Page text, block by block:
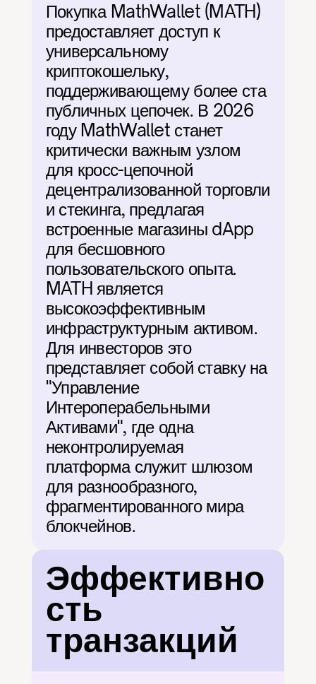
Покупка MathWallet (MATH)
предоставляет доступ к
универсальному
криптокошельку,
поддерживающему более ста
публичных цепочек. В 2026
году MathWallet станет
критически важным узлом
для кросс-цепочной
децентрализованной торговли
и стекинга, предлагая
встроенные магазины dApp
для бесшовного
пользовательского опыта.
MATH является
высокоэффективным
инфраструктурным активом.
Для инвесторов это
представляет собой ставку на
"Управление
Интероперабельными
Активами", где одна
неконтролируемая
платформа служит шлюзом
для разнообразного,
фрагментированного мира
блокчейнов.
Эффективно
сть
транзакций